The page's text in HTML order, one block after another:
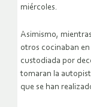
miércoles.
Asimismo,
otros cocinaban en
custodiada por
tomaran la
que se han